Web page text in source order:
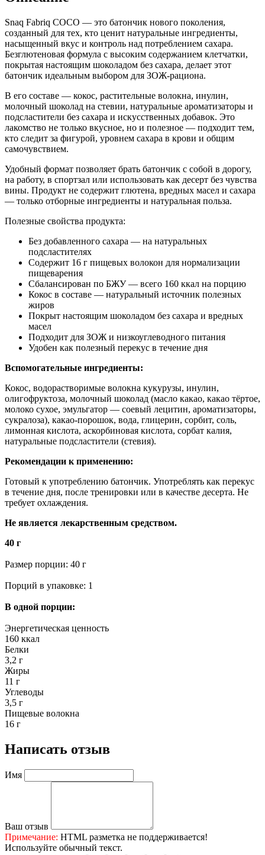
Snaq Fabriq COCO — это батончик нового поколения,
созданный для тех, кто ценит натуральные ингредиенты,
насыщенный вкус и контроль над потреблением сахара.
Безглютеновая формула с высоким содержанием клетчатки,
покрытая настоящим шоколадом без сахара, делает этот
батончик идеальным выбором для ЗОЖ-рациона.
В его составе — кокос, растительные волокна, инулин,
молочный шоколад на стевии, натуральные ароматизаторы и
подсластители без сахара и искусственных добавок. Это
лакомство не только вкусное, но и полезное — подходит тем,
кто следит за фигурой, уровнем сахара в крови и общим
самочувствием.
Удобный формат позволяет брать батончик с собой в дорогу,
на работу, в спортзал или использовать как десерт без чувства
вины. Продукт не содержит глютена, вредных масел и сахара
— только отборные ингредиенты и натуральная польза.
Полезные свойства продукта:
Без добавленного сахара — на натуральных
подсластителях
Содержит 16 г пищевых волокон для нормализации
пищеварения
Сбалансирован по БЖУ — всего 160 ккал на порцию
Кокос в составе — натуральный источник полезных
жиров
Покрыт настоящим шоколадом без сахара и вредных
масел
Подходит для ЗОЖ и низкоуглеводного питания
Удобен как полезный перекус в течение дня
Вспомогательные ингредиенты:
Кокос, водорастворимые волокна кукурузы, инулин,
олигофруктоза, молочный шоколад (масло какао, какао тёртое,
молоко сухое, эмульгатор — соевый лецитин, ароматизаторы,
сукралоза), какао-порошок, вода, глицерин, сорбит, соль,
лимонная кислота, аскорбиновая кислота, сорбат калия,
натуральные подсластители (стевия).
Рекомендации к применению:
Готовый к употреблению батончик. Употреблять как перекус
в течение дня, после тренировки или в качестве десерта. Не
требует охлаждения.
Не является лекарственным средством.
40 г
Размер порции: 40 г
Порций в упаковке: 1
В одной порции:
Энергетическая ценность
160 ккал
Белки
3,2 г
Жиры
11 г
Углеводы
3,5 г
Пищевые волокна
16 г
Написать отзыв
Имя
Ваш отзыв
Примечание: HTML разметка не поддерживается!
Используйте обычный текст.